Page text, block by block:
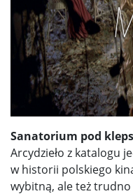
Sanatorium pod
Arcydzieło z katalogu
w historii polskiego
wybitną, ale też trudno